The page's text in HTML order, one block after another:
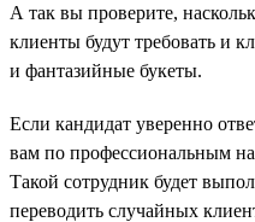
А так вы проверите,
клиенты будут требовать и
и фантазийные букеты.
Если кандидат уверенно
вам по профессиональным
Такой сотрудник будет
переводить случайных